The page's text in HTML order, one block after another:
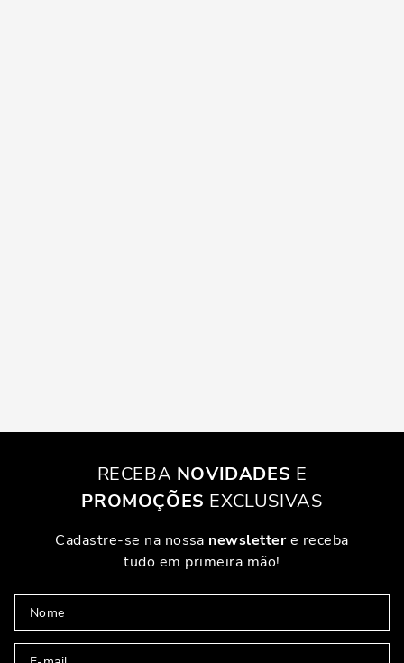
RECEBA NOVIDADES E
PROMOÇÕES EXCLUSIVAS
Cadastre-se na nossa newslettere receba
tudo em primeira mão!